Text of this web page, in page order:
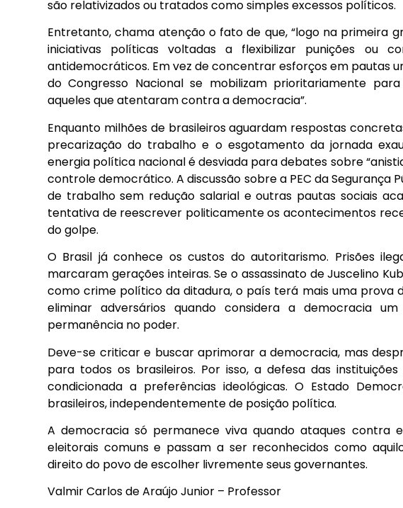
são relativizados ou tratados como simples excessos políticos.
Entretanto, chama atenção o fato de que, “logo na primeira
iniciativas políticas voltadas a flexibilizar punições ou
antidemocráticos. Em vez de concentrar esforços em pautas
do Congresso Nacional se mobilizam prioritariamente
aqueles que atentaram contra a democracia”.
Enquanto milhões de brasileiros aguardam respostas
precarização do trabalho e o esgotamento da jornada
energia política nacional é desviada para debates sobre
controle democrático. A discussão sobre a PEC da Segurança
de trabalho sem redução salarial e outras pautas sociais
tentativa de reescrever politicamente os acontecimentos
do golpe.
O Brasil já conhece os custos do autoritarismo. Prisões
marcaram gerações inteiras. Se o assassinato de Juscelino
como crime político da ditadura, o país terá mais uma prova
eliminar adversários quando considera a democracia
permanência no poder.
Deve-se criticar e buscar aprimorar a democracia, mas
para todos os brasileiros. Por isso, a defesa das
condicionada a preferências ideológicas. O Estado
brasileiros, independentemente de posição política.
A democracia só permanece viva quando ataques contra
eleitorais comuns e passam a ser reconhecidos como
direito do povo de escolher livremente seus governantes.
Valmir Carlos de Araújo Junior – Professor